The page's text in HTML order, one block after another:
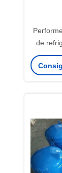
de
50HZ/